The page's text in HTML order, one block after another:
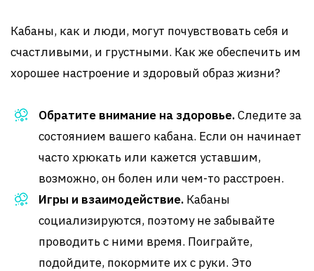
Кабаны, как и люди, могут почувствовать себя и
счастливыми, и грустными. Как же обеспечить им
хорошее настроение и здоровый образ жизни?
Обратите внимание на здоровье.Следите за
состоянием вашего кабана. Если он начинает
часто хрюкать или кажется уставшим,
возможно, он болен или чем-то расстроен.
Игры и взаимодействие. Кабаны
социализируются, поэтому не забывайте
проводить с ними время. Поиграйте,
подойдите, покормите их с руки. Это